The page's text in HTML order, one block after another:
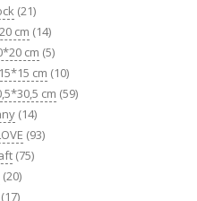
(21)
cm (14)
cm (5)
cm (10)
cm (59)
(14)
(93)
(75)
(20)
(17)